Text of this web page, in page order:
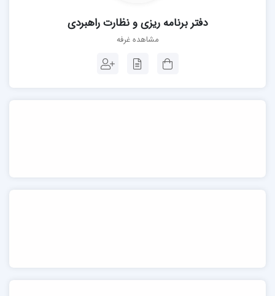
دفتر برنامه ریزی و نظارت راهبردی
مشاهده غرفه